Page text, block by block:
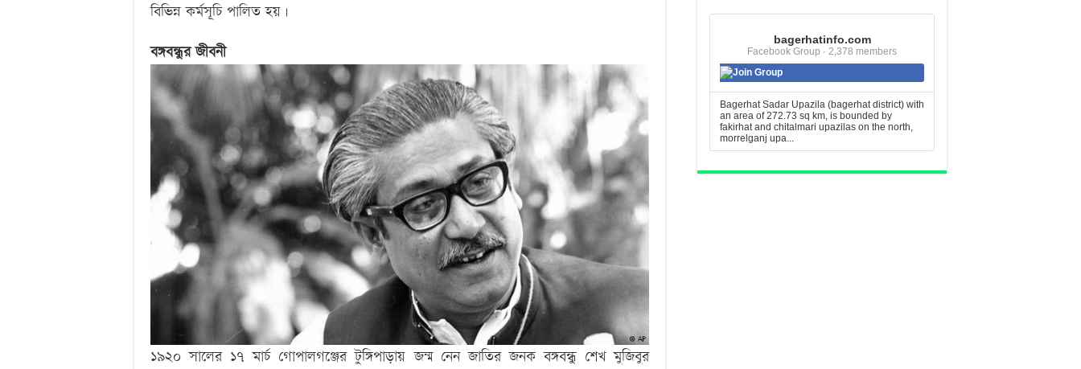
বিভিন্ন কর্মসূচি পালিত হয়।
বঙ্গবন্ধুর জীবনী
১৯২০ সালের ১৭ মার্চ গোপালগঞ্জের টুঙ্গিপাড়ায় জন্ম নেন জাতির জনক বঙ্গবন্ধু শেখ মুজিবুর
bagerhatinfo.com
Facebook Group · 2,378 members
Join Group
Bagerhat Sadar Upazila (bagerhat district) with
an area of 272.73 sq km, is bounded by
fakirhat and chitalmari upazilas on the north,
morrelganj upa...